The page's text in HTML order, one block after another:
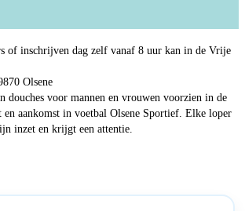
of inschrijven dag zelf vanaf 8 uur kan in de Vrije
Olsene
douches voor mannen en vrouwen voorzien in de
en aankomst in voetbal Olsene Sportief. Elke loper
inzet en krijgt een attentie.